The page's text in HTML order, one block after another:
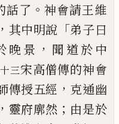
話了 。神會請王維
， 其中明說 「弟子曰
晚景 ， 聞道於中
三宋高僧傳的神會
傳授五經 ， 克通幽
， 靈府廓然 ； 由是於